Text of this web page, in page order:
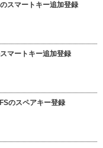
スマートキー追加登録
マートキー追加登録
のスペアキー登録